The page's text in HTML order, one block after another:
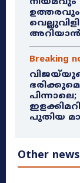
ഉത്തരവും
അറിയാൻ
Breaking
പുതിയ
Other news